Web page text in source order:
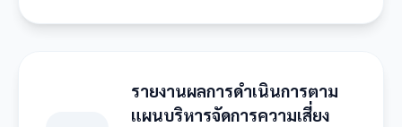
รายงานผลการดำเนินการตาม
แผนบริหารจัดการความเสี่ยง